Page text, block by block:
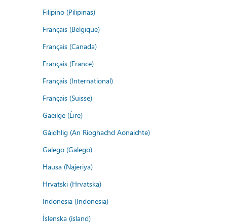
Filipino (Pilipinas)
Français (Belgique)
Français (Canada)
Français (France)
Français (International)
Français (Suisse)
Gaeilge (Éire)
Gàidhlig (An Rìoghachd Aonaichte)
Galego (Galego)
Hausa (Najeriya)
Hrvatski (Hrvatska)
Indonesia (Indonesia)
Íslenska (ísland)